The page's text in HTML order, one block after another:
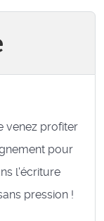
venez profiter
pour
l'écriture
pression !